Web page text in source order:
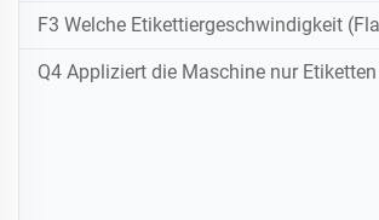
F3 Welche Etikettiergeschwindigkeit
Q4 Appliziert die Maschine nur